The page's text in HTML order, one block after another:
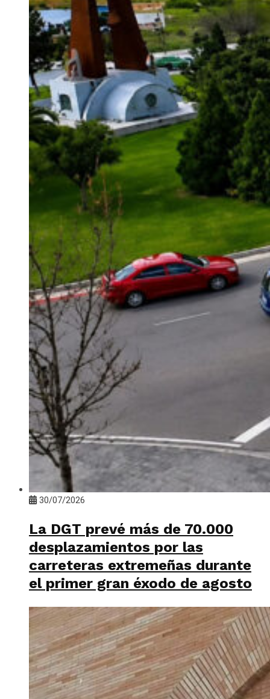
30/07/2026
La DGT prevé más de 70.000
desplazamientos por las
carreteras extremeñas durante
el primer gran éxodo de agosto